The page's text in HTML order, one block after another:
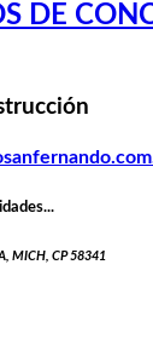
DE
MICH, CP 58341